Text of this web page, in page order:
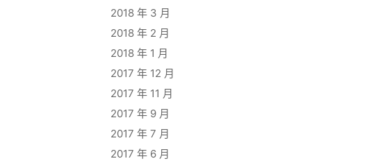
2018 年 3 月
2018 年 2 月
2018 年 1 月
2017 年 12 月
2017 年 11 月
2017 年 9 月
2017 年 7 月
2017 年 6 月